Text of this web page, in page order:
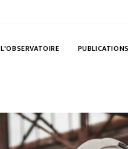
L'OBSERVATOIRE PUBLICATIONS